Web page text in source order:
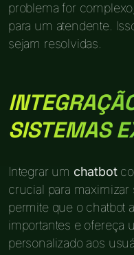
problema for
para um atendente.
sejam resolvidas.
SISTEMAS
Integrar um chatbot
crucial para maximizar
permite que o chatbot
importantes e ofereça
personalizado aos